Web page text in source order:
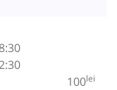
100lei